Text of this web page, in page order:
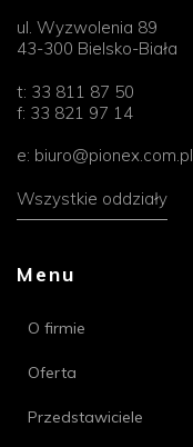
ul. Wyzwolenia 89
43-300 Bielsko-Biała
t: 33 811 87 50
f: 33 821 97 14
e: biuro@pionex.com.pl
Wszystkie oddziały
Menu
O firmie
Oferta
Przedstawiciele